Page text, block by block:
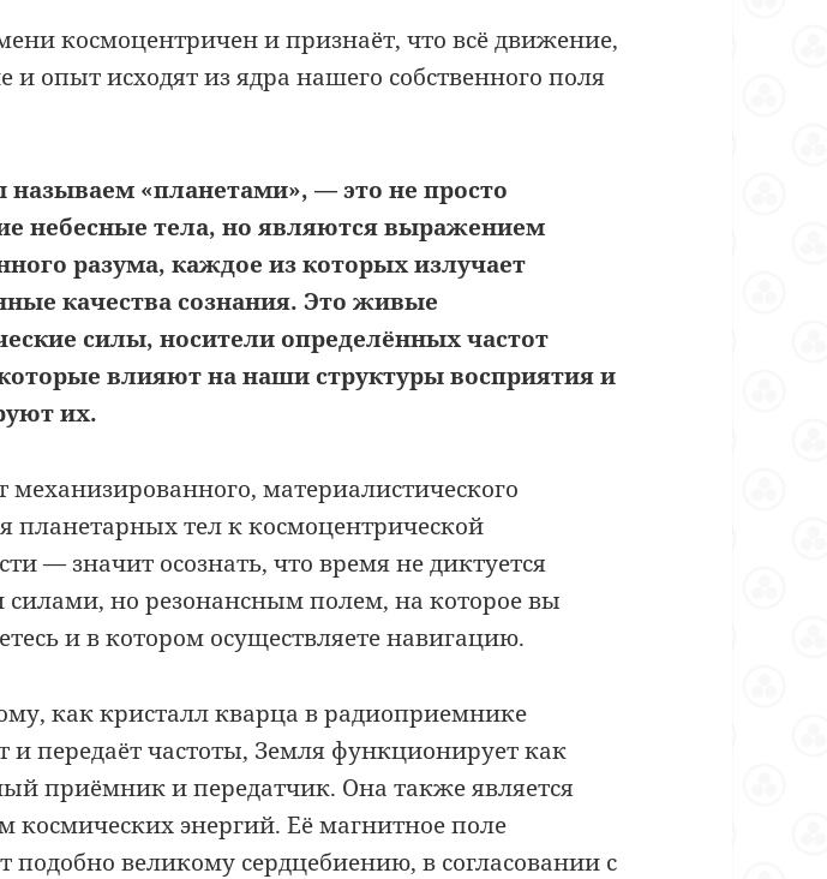
космоцентричен и признаёт, что всё движение,
и опыт исходят из ядра нашего собственного поля
называем «планетами», — это не просто
небесные тела, но являются выражением
разума, каждое из которых излучает
качества сознания. Это живые
силы, носители определённых частот
влияют на наши структуры восприятия и
их.
механизированного, материалистического
планетарных тел к космоцентрической
— значит осознать, что время не диктуется
но резонансным полем, на которое вы
и в котором осуществляете навигацию.
как кристалл кварца в радиоприемнике
и передаёт частоты, Земля функционирует как
приёмник и передатчик. Она также является
космических энергий. Её магнитное поле
подобно великому сердцебиению, в согласовании с